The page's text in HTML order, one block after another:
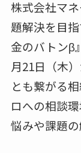
株式会社マ
題解決を目
金のバトンβ
月21日（木
とも繋がる
ロへの相談
悩みや課題の